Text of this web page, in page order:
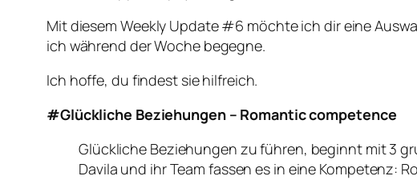
Mit diesem Weekly Update #6 möchte ich dir eine
ich während der Woche begegne.
Ich hoffe, du findest sie hilfreich.
#Glückliche Beziehungen – Romantic competence
Glückliche Beziehungen zu führen, beginnt mit 3
Davila und ihr Team fassen es in eine Kompetenz: